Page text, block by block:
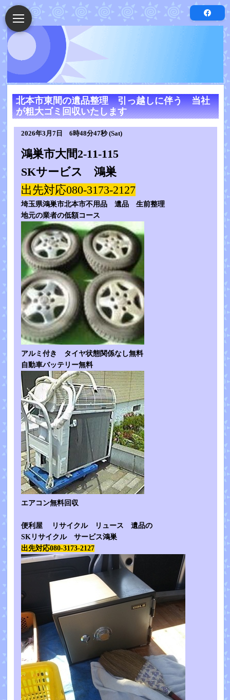
北本市東間の遺品整理 引っ越しに伴う 当社
が粗大ゴミ回収いたします
2026年3月7日 6時48分47秒 (Sat)
鴻巣市大間2-11-115
SKサービス 鴻巣
出先対応080-3173-2127
埼玉県鴻巣市北本市不用品 遺品 生前整理
地元の業者の低額コース
アルミ付き タイヤ状態関係なし無料
自動車バッテリー無料
エアコン無料回収
便利屋 リサイクル リュース 遺品の
SKリサイクル サービス鴻巣
出先対応080-3173-2127